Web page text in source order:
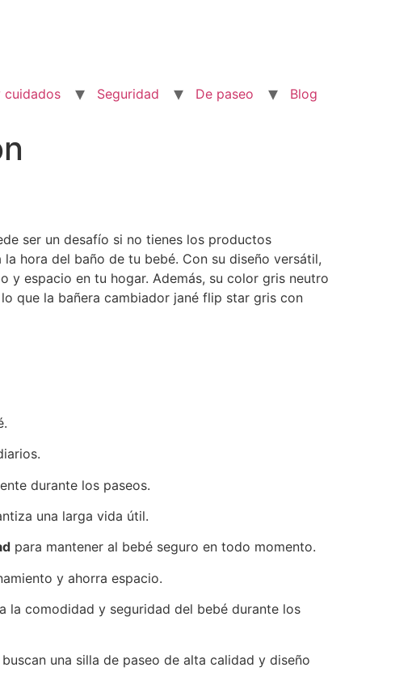
cuidados Seguridad De paseo Blog
ser un desafío si no tienes los productos
hora del baño de tu bebé. Con su diseño versátil,
y espacio en tu hogar. Además, su color gris neutro
que la bañera cambiador jané flip star gris con
durante los paseos.
una larga vida útil.
para mantener al bebé seguro en todo momento.
y ahorra espacio.
la comodidad y seguridad del bebé durante los
una silla de paseo de alta calidad y diseño